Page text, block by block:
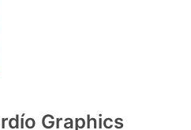
Graphics